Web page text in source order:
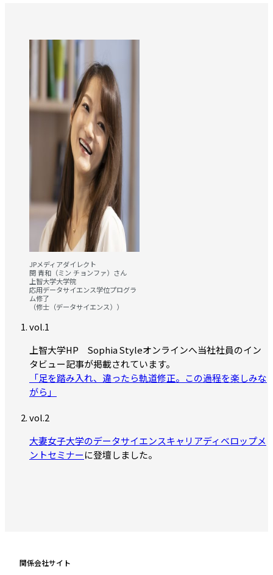
JPメディアダイレクト
閔 青和（ミン チョンファ）さん
上智大学大学院
応用データサイエンス学位プログラ
ム修了
（修士（データサイエンス））
上智大学HP Sophia Styleオンラインへ当社社員のイン
タビュー記事が掲載されています。
「足を踏み入れ、違ったら軌道修正。この過程を楽しみな
がら」
大妻女子大学のデータサイエンスキャリアディベロップメ
ントセミナーに登壇しました。
関係会社サイト